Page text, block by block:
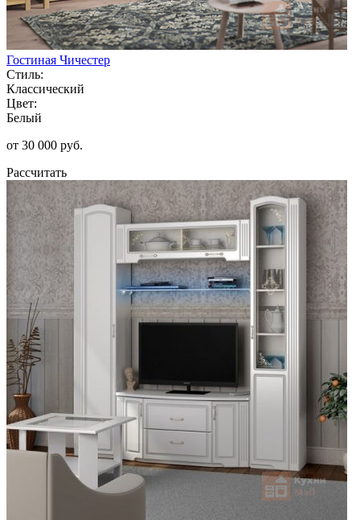
Гостиная Чичестер
Стиль:
Классический
Цвет:
Белый
от 30 000 руб.
Рассчитать